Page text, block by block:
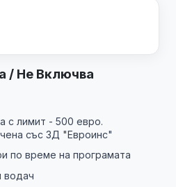
/ Не Включва
с лимит - 500 евро.
със ЗД "Евроинс"
по време на програмата
водач